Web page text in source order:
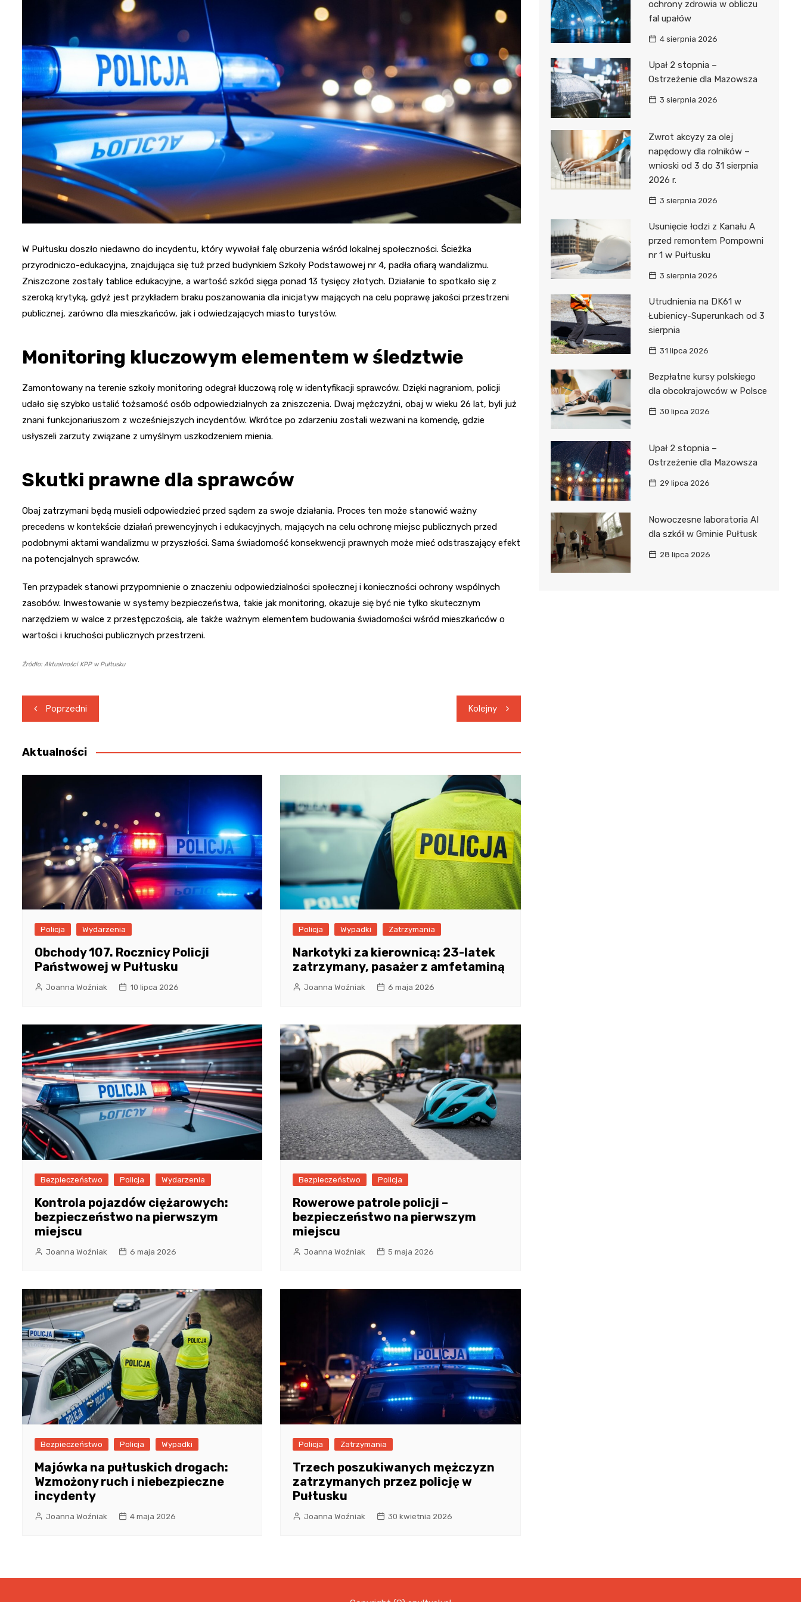
W Pułtusku doszło niedawno do incydentu, który wywołał falę oburzenia wśród lokalnej społeczności. Ścieżka
przyrodniczo-edukacyjna, znajdująca się tuż przed budynkiem Szkoły Podstawowej nr 4, padła ofiarą wandalizmu.
Zniszczone zostały tablice edukacyjne, a wartość szkód sięga ponad 13 tysięcy złotych. Działanie to spotkało się z
szeroką krytyką, gdyż jest przykładem braku poszanowania dla inicjatyw mających na celu poprawę jakości przestrzeni
publicznej, zarówno dla mieszkańców, jak i odwiedzających miasto turystów.
Monitoring kluczowym elementem w śledztwie
Zamontowany na terenie szkoły monitoring odegrał kluczową rolę w identyfikacji sprawców. Dzięki nagraniom, policji
udało się szybko ustalić tożsamość osób odpowiedzialnych za zniszczenia. Dwaj mężczyźni, obaj w wieku 26 lat, byli już
znani funkcjonariuszom z wcześniejszych incydentów. Wkrótce po zdarzeniu zostali wezwani na komendę, gdzie
usłyszeli zarzuty związane z umyślnym uszkodzeniem mienia.
Skutki prawne dla sprawców
Obaj zatrzymani będą musieli odpowiedzieć przed sądem za swoje działania. Proces ten może stanowić ważny
precedens w kontekście działań prewencyjnych i edukacyjnych, mających na celu ochronę miejsc publicznych przed
podobnymi aktami wandalizmu w przyszłości. Sama świadomość konsekwencji prawnych może mieć odstraszający efekt
na potencjalnych sprawców.
Ten przypadek stanowi przypomnienie o znaczeniu odpowiedzialności społecznej i konieczności ochrony wspólnych
zasobów. Inwestowanie w systemy bezpieczeństwa, takie jak monitoring, okazuje się być nie tylko skutecznym
narzędziem w walce z przestępczością, ale także ważnym elementem budowania świadomości wśród mieszkańców o
wartości i kruchości publicznych przestrzeni.
Źródło: Aktualności KPP w Pułtusku
Nawigacja
wpisu
Poprzedni Kolejny
Aktualności
Policja Wydarzenia
Obchody 107. Rocznicy Policji
Państwowej w Pułtusku
Joanna Woźniak 10 lipca 2026
Policja Wypadki Zatrzymania
Narkotyki za kierownicą: 23-latek
zatrzymany, pasażer z amfetaminą
Joanna Woźniak 6 maja 2026
Bezpieczeństwo Policja Wydarzenia
Kontrola pojazdów ciężarowych:
bezpieczeństwo na pierwszym
miejscu
Joanna Woźniak 6 maja 2026
Bezpieczeństwo Policja
Rowerowe patrole policji –
bezpieczeństwo na pierwszym
miejscu
Joanna Woźniak 5 maja 2026
Bezpieczeństwo Policja Wypadki
Majówka na pułtuskich drogach:
Wzmożony ruch i niebezpieczne
incydenty
Joanna Woźniak 4 maja 2026
Policja Zatrzymania
Trzech poszukiwanych mężczyzn
zatrzymanych przez policję w
Pułtusku
Joanna Woźniak 30 kwietnia 2026
ochrony zdrowia w obliczu
fal upałów
4 sierpnia 2026
Upał 2 stopnia –
Ostrzeżenie dla Mazowsza
3 sierpnia 2026
Zwrot akcyzy za olej
napędowy dla rolników –
wnioski od 3 do 31 sierpnia
2026 r.
3 sierpnia 2026
Usunięcie łodzi z Kanału A
przed remontem Pompowni
nr 1 w Pułtusku
3 sierpnia 2026
Utrudnienia na DK61 w
Łubienicy-Superunkach od 3
sierpnia
31 lipca 2026
Bezpłatne kursy polskiego
dla obcokrajowców w Polsce
30 lipca 2026
Upał 2 stopnia –
Ostrzeżenie dla Mazowsza
29 lipca 2026
Nowoczesne laboratoria AI
dla szkół w Gminie Pułtusk
28 lipca 2026